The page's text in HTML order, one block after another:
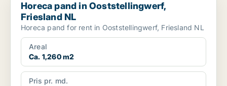
Horeca pand in Ooststellingwerf,
Friesland NL
Horeca pand for rent in Ooststellingwerf, Friesland NL
Areal
Ca. 1,260 m2
Pris pr. md.